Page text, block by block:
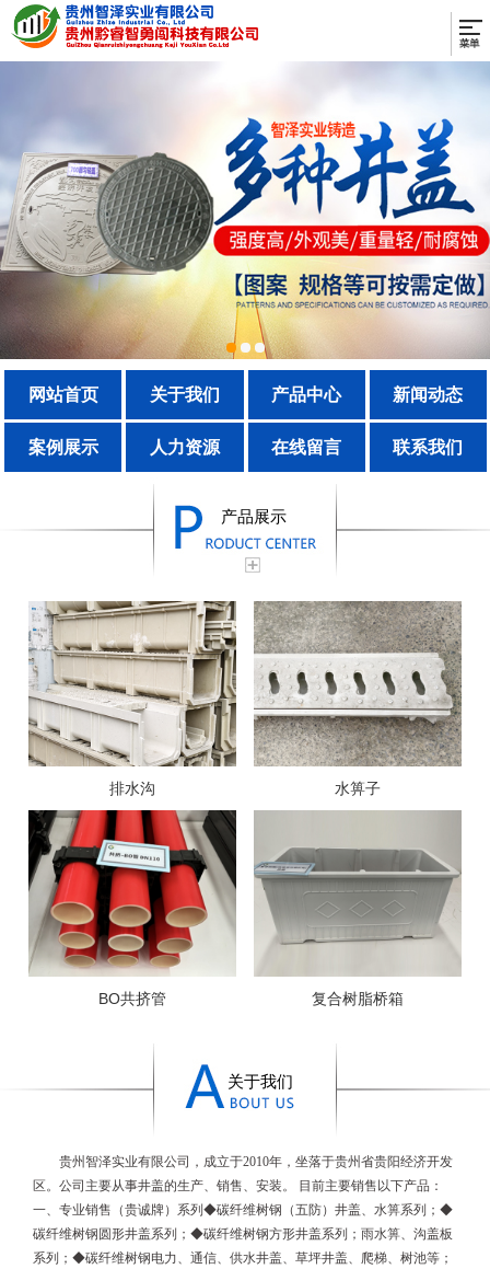
网站首页 关于我们 产品中心 新闻动态
案例展示 人力资源 在线留言 联系我们
产品展示
排水沟 水箅子
BO共挤管 复合树脂桥箱
关于我们
贵州智泽实业有限公司，成立于2010年，坐落于贵州省贵阳经济开发
区。公司主要从事井盖的生产、销售、安装。 目前主要销售以下产品：
一、专业销售（贵诚牌）系列◆碳纤维树钢（五防）井盖、水箅系列；◆
碳纤维树钢 圆形井盖系列；◆碳纤维树钢方形井盖系列；雨水箅、沟盖板
系列；◆碳纤维树钢电力、通信、供水井盖、草坪井盖、爬梯、树池等；